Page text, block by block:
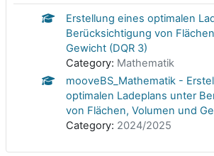
Erstellung eines optimalen
Berücksichtigung von
Gewicht (DQR 3)
Category: Mathematik
mooveBS_Mathematik -
optimalen Ladeplans unter
von Flächen, Volumen und
Category: 2024/2025